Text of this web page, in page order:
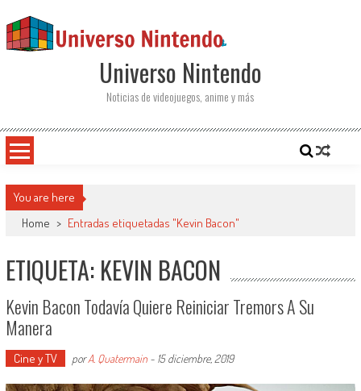
Universo Nintendo
Noticias de videojuegos, anime y más
You are here
Home > Entradas etiquetadas "Kevin Bacon"
ETIQUETA: KEVIN BACON
Kevin Bacon Todavía Quiere Reiniciar Tremors A Su
Manera
Cine y TV porA. Quatermain- 15 diciembre, 2019